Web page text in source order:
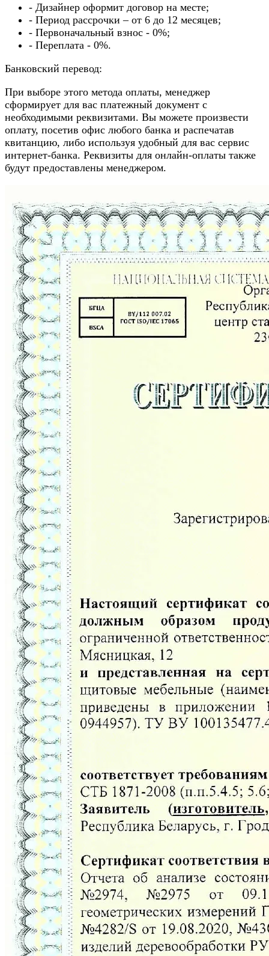
- Дизайнер оформит договор на месте;
- Период рассрочки – от 6 до 12 месяцев;
- Первоначальный взнос - 0%;
- Переплата - 0%.
Банковский перевод:
При выборе этого метода оплаты, менеджер
сформирует для вас платежный документ с
необходимыми реквизитами. Вы можете произвести
оплату, посетив офис любого банка и распечатав
квитанцию, либо используя удобный для вас сервис
интернет-банка. Реквизиты для онлайн-оплаты также
будут предоставлены менеджером.